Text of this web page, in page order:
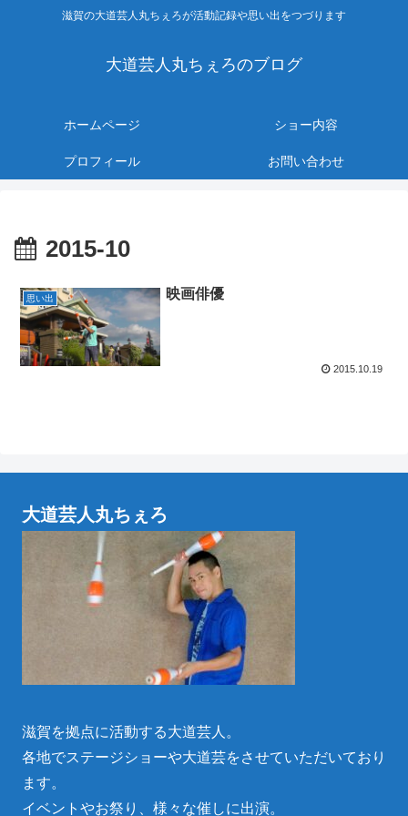
滋賀の大道芸人丸ちぇろが活動記録や思い出をつづります
大道芸人丸ちぇろのブログ
ホームページ ショー内容
プロフィール お問い合わせ
2015-10
思い出 映画俳優
2015.10.19
大道芸人丸ちぇろ
滋賀を拠点に活動する大道芸人。
各地でステージショーや大道芸をさせていただいており
ます。
イベントやお祭り、様々な催しに出演。